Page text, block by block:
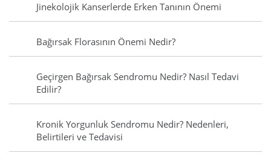
Jinekolojik Kanserlerde Erken Tanının Önemi
Bağırsak Florasının Önemi Nedir?
Geçirgen Bağırsak Sendromu Nedir? Nasıl Tedavi
Edilir?
Kronik Yorgunluk Sendromu Nedir? Nedenleri,
Belirtileri ve Tedavisi